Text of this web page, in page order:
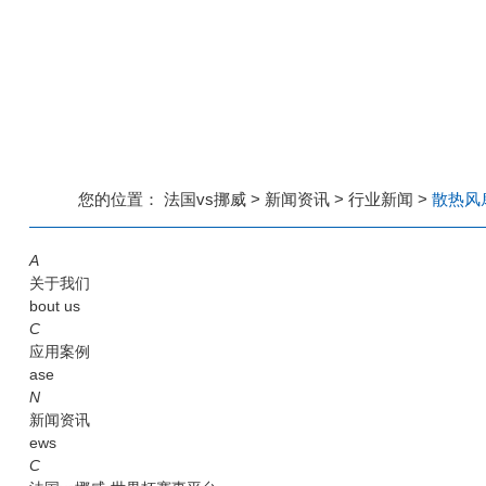
您的位置： 法国vs挪威> 新闻资讯> 行业新闻 > 散热风
A
关于我们
bout us
C
应用案例
ase
N
新闻资讯
ews
C